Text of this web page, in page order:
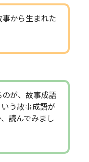
から生まれた
が、故事成語
う故事成語が
読んでみまし